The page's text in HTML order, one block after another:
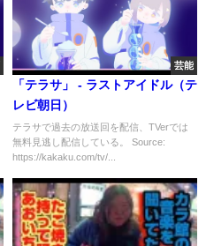
芸能
「テラサ」 - ラストアイドル（テ
レビ朝日）
テラサで過去の放送回を配信、TVerでは
無料見逃し配信している。 Source:
https://kakaku.com/tv/...